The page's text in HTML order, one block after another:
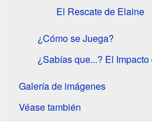
El Rescate de Elaine
¿Cómo se Juega?
¿Sabías que...? El
Galería de imágenes
Véase también